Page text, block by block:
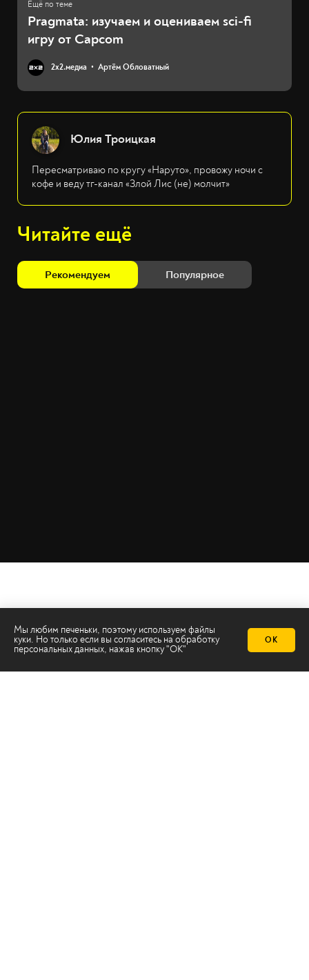
Pragmata: изучаем и оцениваем sci-fi
игру от Capcom
2х2.медиа Артём Обловатный
Юлия Троицкая
Пересматриваю по кругу «Наруто», провожу ночи с
кофе и веду тг-канал «Злой Лис (не) молчит»
Читайте ещё
Рекомендуем Популярное
Мы любим печеньки, поэтому используем файлы
куки. Но только если вы согласитесь на обработку
персональных данных, нажав кнопку "ОК"
ОК